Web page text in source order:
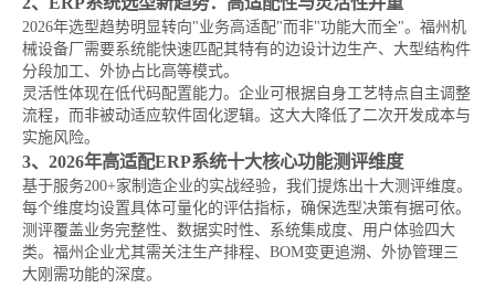
2026年选型趋势明显转向"业务高适配"而非"功能大而全"。福州机
械设备厂需要系统能快速匹配其特有的边设计边生产、大型结构件
分段加工、外协占比高等模式。
灵活性体现在低代码配置能力。企业可根据自身工艺特点自主调整
流程，而非被动适应软件固化逻辑。这大大降低了二次开发成本与
实施风险。
3、2026年高适配ERP系统十大核心功能测评维度
基于服务200+家制造企业的实战经验，我们提炼出十大测评维度。
每个维度均设置具体可量化的评估指标，确保选型决策有据可依。
测评覆盖业务完整性、数据实时性、系统集成度、用户体验四大
类。福州企业尤其需关注生产排程、BOM变更追溯、外协管理三
大刚需功能的深度。